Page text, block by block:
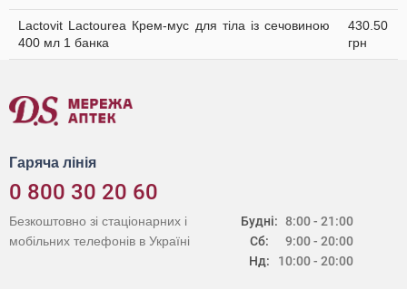
Lactovit Lactourea Крем-мус для тіла із сечовиною
400 мл 1 банка
430.50
грн
Гаряча лінія
0 800 30 20 60
Будні:
Сб:
Нд:
8:00 - 21:00
9:00 - 20:00
10:00 - 20:00
Безкоштовно зі стаціонарних і
мобільних телефонів в Україні